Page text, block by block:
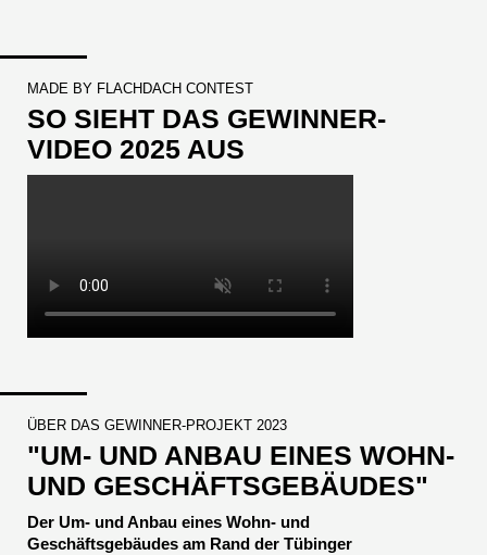
MADE BY FLACHDACH CONTEST
SO SIEHT DAS GEWINNER-
VIDEO 2025 AUS
ÜBER DAS GEWINNER-PROJEKT 2023
"UM- UND ANBAU EINES WOHN-
UND GESCHÄFTSGEBÄUDES"
Der Um- und Anbau eines Wohn- und
Geschäftsgebäudes am Rand der Tübinger